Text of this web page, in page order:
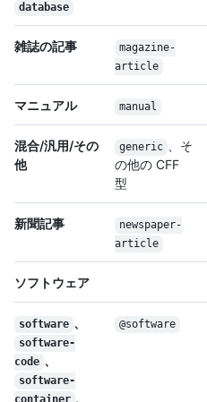
database
雑誌の記事
magazine-
article
マニュアル manual
混合/汎用/その
他
generic
、そ
の他の CFF
型
新聞記事
newspaper-
article
ソフトウェア
software 、
software-
code 、
software-
container 、
@software